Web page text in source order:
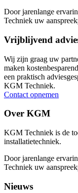
Door jarenlange
Techniek uw
Vrijblijvend
Wij zijn graag uw
maken
een praktisch
KGM Techniek.
Contact opnemen
Over KGM
KGM Techniek is de
installatietechniek.
Door jarenlange
Techniek uw
Nieuws